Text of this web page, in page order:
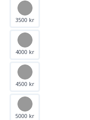
3500 kr
4000 kr
4500 kr
5000 kr